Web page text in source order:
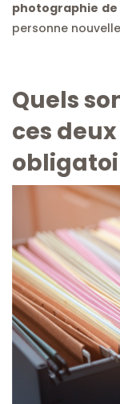
photographie
personne
Quels
ces